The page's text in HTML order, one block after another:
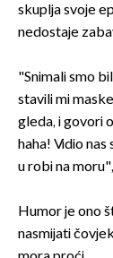
skuplja svoje
nedostaje
"Snimali smo
stavili mi
gleda, i govori
haha! Vidio nas
u robi na
Humor je ono
nasmijati